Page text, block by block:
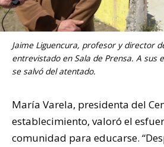
Jaime Liguencura, profesor y director
entrevistado en Sala de Prensa. A sus
se salvó del atentado.
María Varela, presidenta del
establecimiento, valoró el
comunidad para educarse.